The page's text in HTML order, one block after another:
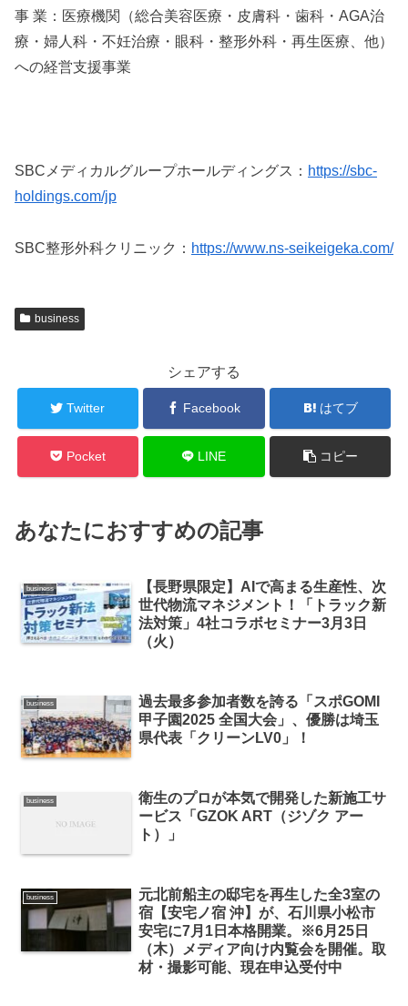
事 業：医療機関（総合美容医療・皮膚科・歯科・AGA治
療・婦人科・不妊治療・眼科・整形外科・再生医療、他）
への経営支援事業
SBCメディカルグループホールディングス： https://sbc-
holdings.com/jp
SBC整形外科クリニック： https://www.ns-seikeigeka.com/
business
シェアする
Twitter Facebook はてブ
Pocket LINE コピー
あなたにおすすめの記事
business
【長野県限定】AIで高まる生産性、次
世代物流マネジメント！「トラック新
法対策」4社コラボセミナー3月3日
（火）
business
過去最多参加者数を誇る「スポGOMI
甲子園2025 全国大会」、優勝は埼玉
県代表「クリーンLV0」！
business
衛生のプロが本気で開発した新施工サ
ービス「GZOK ART（ジゾク アー
ト）」
business
元北前船主の邸宅を再生した全3室の
宿【安宅ノ宿 沖】が、石川県小松市
安宅に7月1日本格開業。※6月25日
（木）メディア向け内覧会を開催。取
材・撮影可能、現在申込受付中